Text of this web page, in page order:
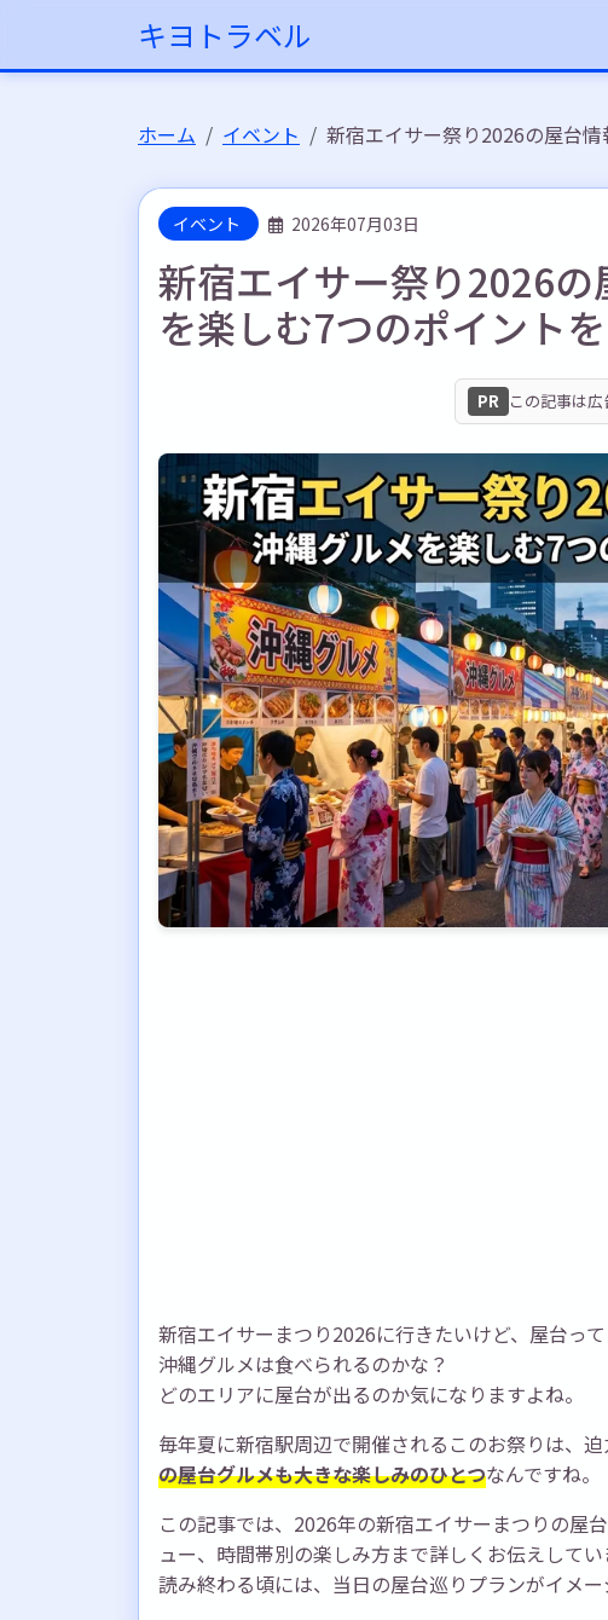
キヨトラベル
ホーム イベント 新宿エイサー祭り2026の屋台
イベント 2026年07月03日
新宿エイサー祭り2026
を楽しむ7つのポイント
PR この記事は
新宿エイサーまつり2026に行きたいけど、屋台っ
沖縄グルメは食べられるのかな？
どのエリアに屋台が出るのか気になりますよね。
毎年夏に新宿駅周辺で開催されるこのお祭りは、
の屋台グルメも大きな楽しみのひとつなんですね。
この記事では、2026年の新宿エイサーまつりの屋
ュー、時間帯別の楽しみ方まで詳しくお伝えしてい
読み終わる頃には、当日の屋台巡りプランがイメー